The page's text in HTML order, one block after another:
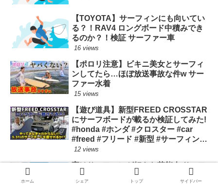
【TOYOTA】サーフィンにも向いてい
る？！RAV4 ロングボード中積みでき
るのか？！検証 サーファー車
16 views
【ポロリ注意】ビキニ美女とサーフィ
ンしてたら…ほぼ放送事故な件w サー
ファー水着
15 views
【遊び道具】新型FREED CROSSTAR
にサーフボードが載るか検証してみた!
#honda #ホンダ #クロスター #car
#freed #フリード #新型 #サーフィン
ロングボード
12 views
実はサーフィンが好きな芸能人 サーフ
ィン上手い
11 views
ホーム シェア トップ サイドバー